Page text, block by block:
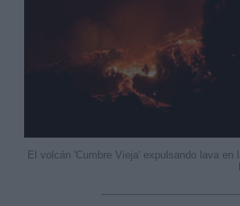
El volcán 'Cumbre Vieja' expulsando lava en